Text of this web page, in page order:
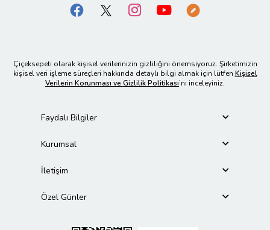
Çiçeksepeti olarak kişisel verilerinizin gizliliğini önemsiyoruz. Şirketimizin
kişisel veri işleme süreçleri hakkında detaylı bilgi almak için lütfen Kişisel
Verilerin Korunması ve Gizlilik Politikası’nı inceleyiniz.
Faydalı Bilgiler
Kurumsal
İletişim
Özel Günler